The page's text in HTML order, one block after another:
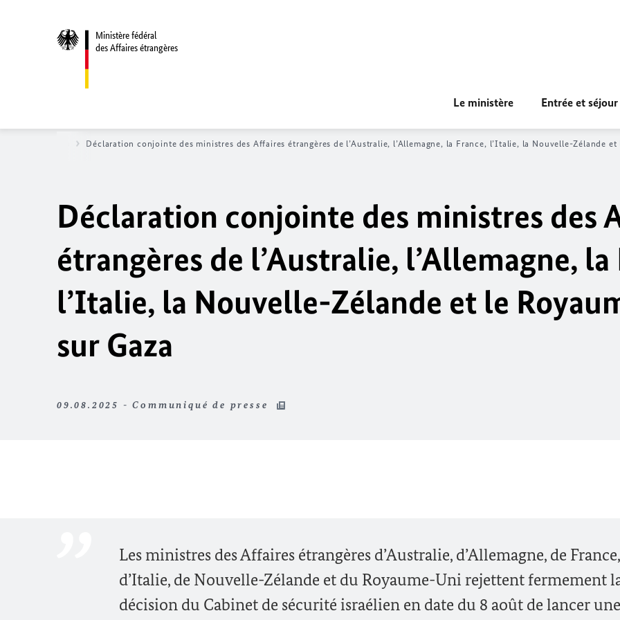
Ministère fédéral
des Affaires étrangères
Le ministère Entrée et séjour
Déclaration conjointe des ministres des Affaires étrangères de l’Australie, l’Allemagne, la France, l’Italie, la Nouvelle-Zélande
Déclaration conjointe des ministres des
étrangères de l’Australie, l’Allemagne, la
l’Italie, la Nouvelle-Zélande et le
sur Gaza
09.08.2025 - Communiqué de presse
Les ministres des Affaires étrangères d’Australie, d’Allemagne, de France,
d’Italie, de Nouvelle-Zélande et du Royaume-Uni rejettent fermement
décision du Cabinet de sécurité israélien en date du 8 août de lancer une